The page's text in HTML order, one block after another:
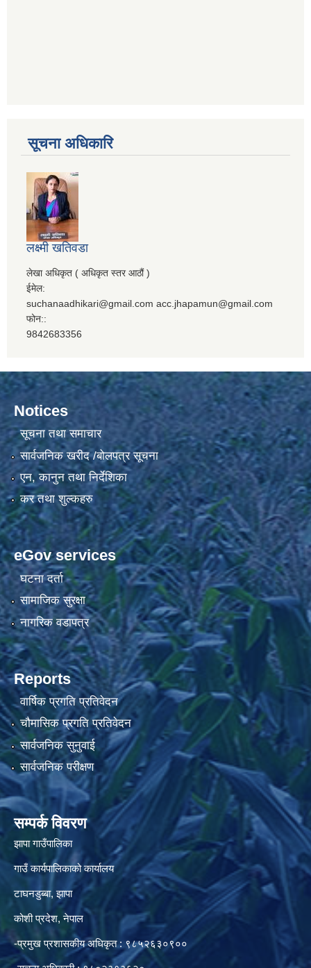
सूचना अधिकारि
लक्ष्मी खतिवडा
लेखा अधिकृत ( अधिकृत स्तर आठौं )
ईमेल:
suchanaadhikari@gmail.com acc.jhapamun@gmail.com
फोन::
9842683356
Notices
सूचना तथा समाचार
सार्वजनिक खरीद /बोलपत्र सूचना
एन, कानुन तथा निर्देशिका
कर तथा शुल्कहरु
eGov services
घटना दर्ता
सामाजिक सुरक्षा
नागरिक वडापत्र
Reports
वार्षिक प्रगति प्रतिवेदन
चौमासिक प्रगति प्रतिवेदन
सार्वजनिक सुनुवाई
सार्वजनिक परीक्षण
सम्पर्क विवरण
झापा गाउँपालिका
गाउँ कार्यपालिकाको कार्यालय
टाघनडुब्बा, झापा
कोशी प्रदेश, नेपाल
-प्रमुख प्रशासकीय अधिकृत : ९८५२६३०९००